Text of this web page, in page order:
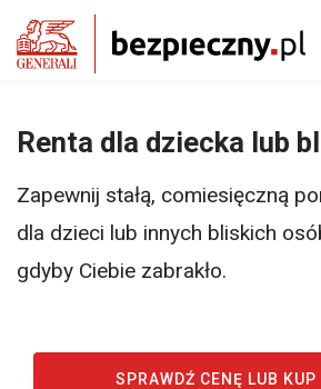
Renta dla dziecka lub
Zapewnij stałą, comiesięczną
dla dzieci lub innych bliskich
gdyby Ciebie zabrakło.
SPRAWDŹ CENĘ LUB